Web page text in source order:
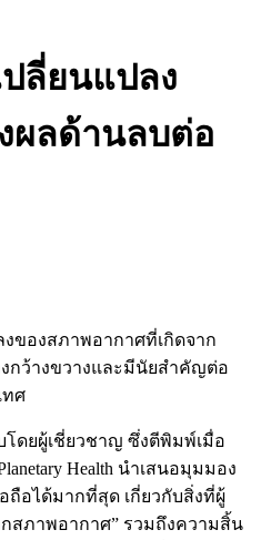
ปลี่ยนแปลง
ผลด้านลบต่อ
ของสภาพอากาศที่เกิดจาก
กว้างขวางและมีนัยสำคัญต่อ
ทศ
ดยผู้เชี่ยวชาญ ซึ่งตีพิมพ์เมื่อ
Health นำเสนอมุมมอง
ถือได้มากที่สุด เกี่ยวกับสิ่งที่ผู้
สภาพอากาศ” รวมถึงความสิ้น